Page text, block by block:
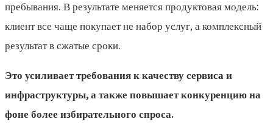
пребывания. В результате меняется продуктовая модель:
клиент все чаще покупает не набор услуг, а комплексный
результат в сжатые сроки.
Это усиливает требования к качеству сервиса и
инфраструктуры, а также повышает конкуренцию на
фоне более избирательного спроса.